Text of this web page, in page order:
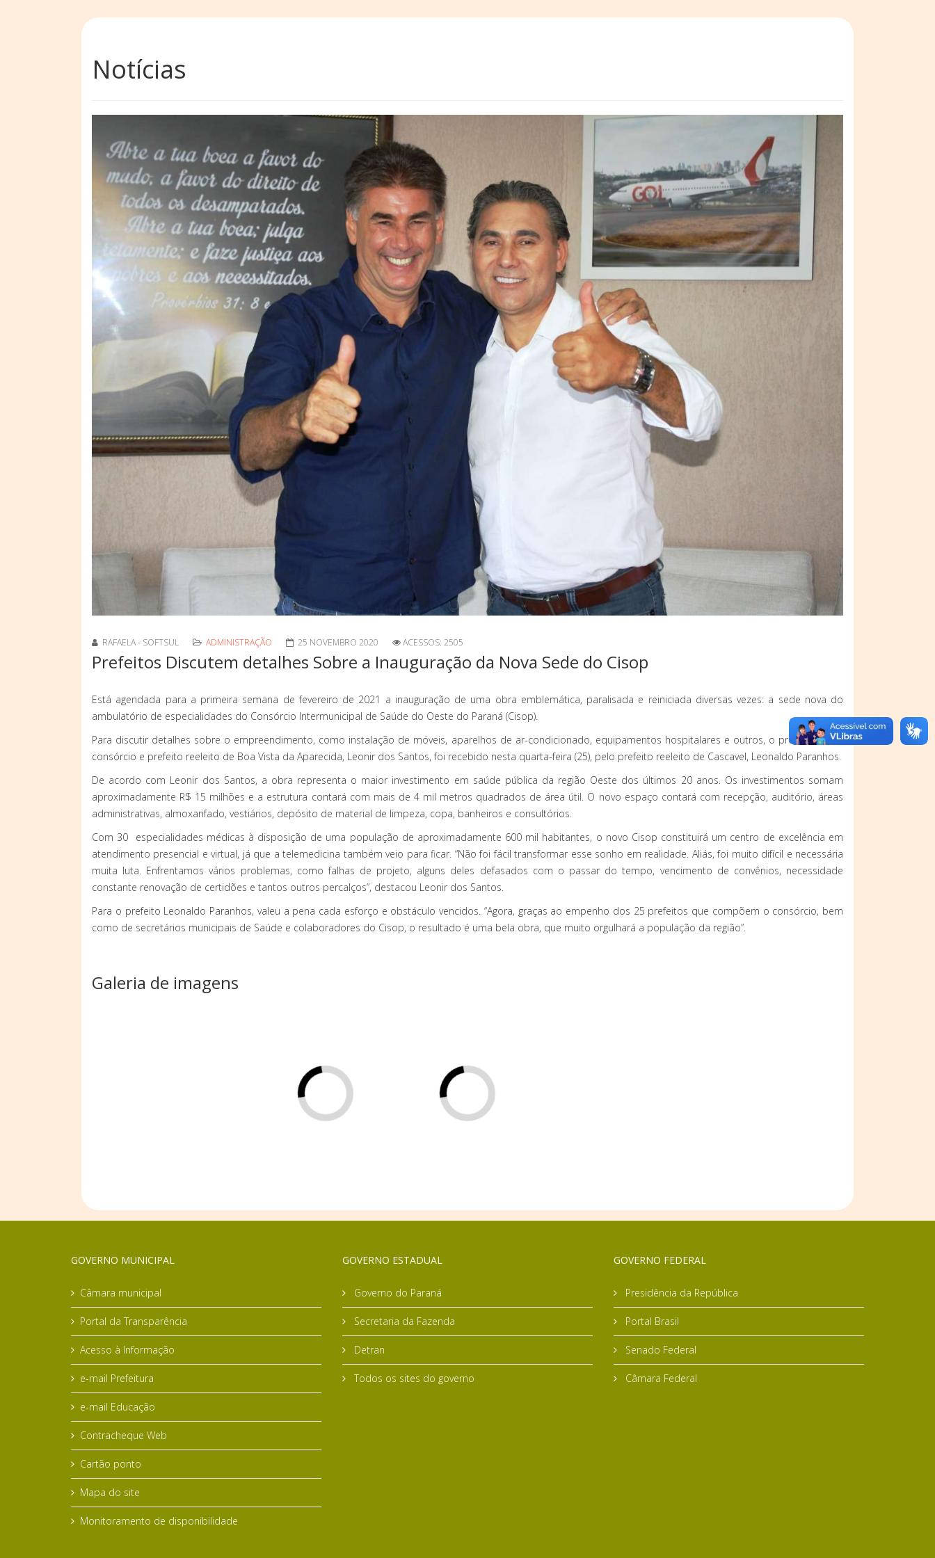
Notícias
RAFAELA - SOFTSUL ADMINISTRAÇÃO 25 NOVEMBRO 2020 ACESSOS: 2505
Prefeitos Discutem detalhes Sobre a Inauguração da Nova Sede do Cisop
Está agendada para a primeira semana de fevereiro de 2021 a inauguração de uma obra emblemática, paralisada e reiniciada diversas vezes: a sede nova do
ambulatório de especialidades do Consórcio Intermunicipal de Saúde do Oeste do Paraná (Cisop).
Para discutir detalhes sobre o empreendimento, como instalação de móveis, aparelhos de ar-condicionado, equipamentos hospitalares e outros, o presidente do
consórcio e prefeito reeleito de Boa Vista da Aparecida, Leonir dos Santos, foi recebido nesta quarta-feira (25), pelo prefeito reeleito de Cascavel, Leonaldo Paranhos.
De acordo com Leonir dos Santos, a obra representa o maior investimento em saúde pública da região Oeste dos últimos 20 anos. Os investimentos somam
aproximadamente R$ 15 milhões e a estrutura contará com mais de 4 mil metros quadrados de área útil. O novo espaço contará com recepção, auditório, áreas
administrativas, almoxarifado, vestiários, depósito de material de limpeza, copa, banheiros e consultórios.
Com 30 especialidades médicas à disposição de uma população de aproximadamente 600 mil habitantes, o novo Cisop constituirá um centro de excelência em
atendimento presencial e virtual, já que a telemedicina também veio para ficar. “Não foi fácil transformar esse sonho em realidade. Aliás, foi muito difícil e necessária
muita luta. Enfrentamos vários problemas, como falhas de projeto, alguns deles defasados com o passar do tempo, vencimento de convênios, necessidade
constante renovação de certidões e tantos outros percalços”, destacou Leonir dos Santos.
Para o prefeito Leonaldo Paranhos, valeu a pena cada esforço e obstáculo vencidos. “Agora, graças ao empenho dos 25 prefeitos que compõem o consórcio, bem
como de secretários municipais de Saúde e colaboradores do Cisop, o resultado é uma bela obra, que muito orgulhará a população da região”.
Galeria de imagens
GOVERNO MUNICIPAL
Câmara municipal
Portal da Transparência
Acesso à Informação
e-mail Prefeitura
e-mail Educação
Contracheque Web
Cartão ponto
Mapa do site
Monitoramento de disponibilidade
GOVERNO ESTADUAL
Governo do Paraná
Secretaria da Fazenda
Detran
Todos os sites do governo
GOVERNO FEDERAL
Presidência da República
Portal Brasil
Senado Federal
Câmara Federal